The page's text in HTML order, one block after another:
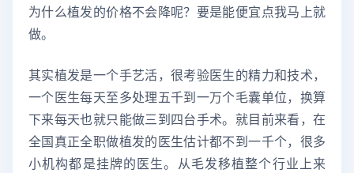
为什么植发的价格不会降呢？要是能便宜点我马上就
做。
其实植发是一个手艺活，很考验医生的精力和技术，
一个医生每天至多处理五千到一万个毛囊单位，换算
下来每天也就只能做三到四台手术。就目前来看，在
全国真正全职做植发的医生估计都不到一千个，很多
小机构都是挂牌的医生。从毛发移植整个行业上来